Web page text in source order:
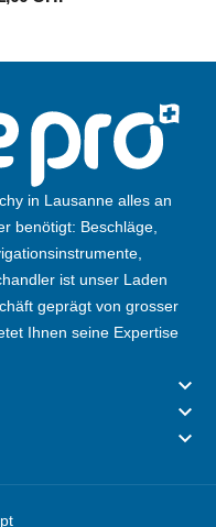
in Lausanne alles an
benötigt: Beschläge,
ist unser Laden
geprägt von grosser
Ihnen seine Expertise
keyboard_arrow_down
keyboard_arrow_down
keyboard_arrow_down